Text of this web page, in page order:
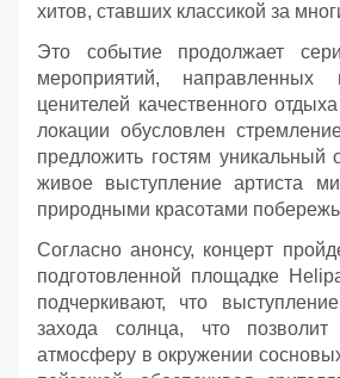
хитов, ставших классикой за
Это событие продолжает
мероприятий, направленных
ценителей качественного
локации обусловлен
предложить гостям уникальный
живое выступление артиста
природными красотами
Согласно анонсу, концерт
подготовленной площадке
подчеркивают, что
захода солнца, что позволит
атмосферу в окружении